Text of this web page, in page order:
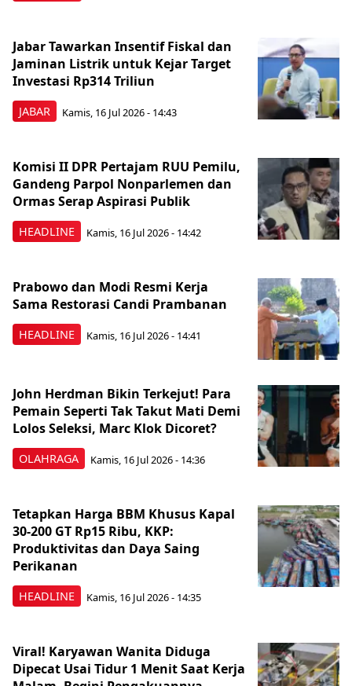
JABAR
Jabar Tawarkan Insentif Fiskal dan
Jaminan Listrik untuk Kejar Target
Investasi Rp314 Triliun
Kamis, 16 Jul 2026 - 14:43
HEADLINE
Komisi II DPR Pertajam RUU Pemilu,
Gandeng Parpol Nonparlemen dan
Ormas Serap Aspirasi Publik
Kamis, 16 Jul 2026 - 14:42
HEADLINE
Prabowo dan Modi Resmi Kerja
Sama Restorasi Candi Prambanan
Kamis, 16 Jul 2026 - 14:41
OLAHRAGA
John Herdman Bikin Terkejut! Para
Pemain Seperti Tak Takut Mati Demi
Lolos Seleksi, Marc Klok Dicoret?
Kamis, 16 Jul 2026 - 14:36
HEADLINE
Tetapkan Harga BBM Khusus Kapal
30-200 GT Rp15 Ribu, KKP:
Produktivitas dan Daya Saing
Perikanan
Kamis, 16 Jul 2026 - 14:35
Viral! Karyawan Wanita Diduga
Dipecat Usai Tidur 1 Menit Saat Kerja